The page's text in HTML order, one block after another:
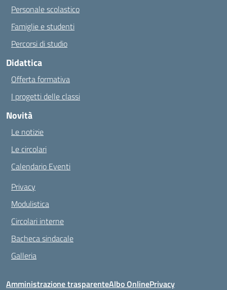
Personale scolastico
Famiglie e studenti
Percorsi di studio
Didattica
Offerta formativa
I progetti delle classi
Novità
Le notizie
Le circolari
Calendario Eventi
Privacy
Modulistica
Circolari interne
Bacheca sindacale
Galleria
Amministrazione trasparenteAlbo OnlinePrivacy